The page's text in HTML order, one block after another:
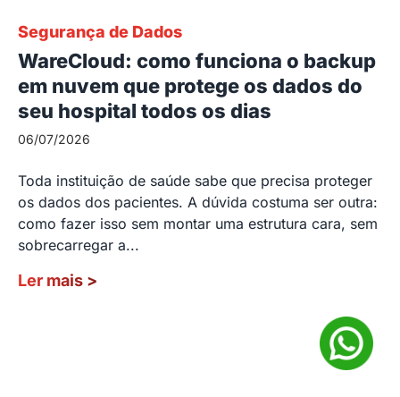
Segurança de Dados
WareCloud: como funciona o backup
em nuvem que protege os dados do
seu hospital todos os dias
06/07/2026
Toda instituição de saúde sabe que precisa proteger
os dados dos pacientes. A dúvida costuma ser outra:
como fazer isso sem montar uma estrutura cara, sem
sobrecarregar a...
Ler mais >